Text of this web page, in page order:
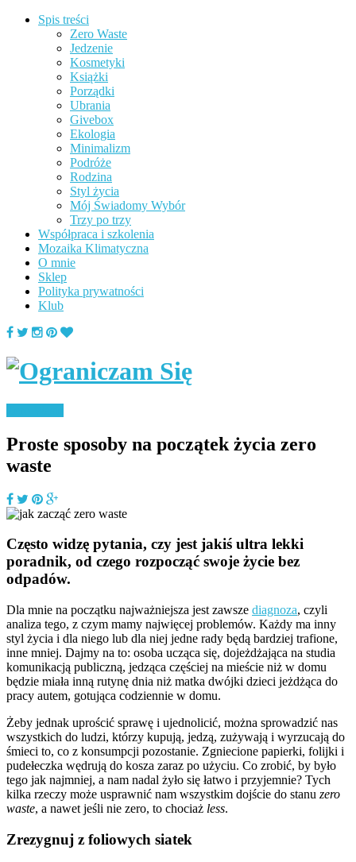
Spis treści
Zero Waste
Jedzenie
Kosmetyki
Książki
Porządki
Ubrania
Givebox
Ekologia
Minimalizm
Podróże
Rodzina
Styl życia
Mój Świadomy Wybór
Trzy po trzy
Współpraca i szkolenia
Mozaika Klimatyczna
O mnie
Sklep
Polityka prywatności
Klub
Proste sposoby na początek życia zero
waste
Często widzę pytania, czy jest jakiś ultra lekki
poradnik, od czego rozpocząć swoje życie bez
odpadów.
Dla mnie na początku najważniejsza jest zawsze diagnoza, czyli
analiza tego, z czym mamy najwięcej problemów. Każdy ma inny
styl życia i dla niego lub dla niej jedne rady będą bardziej trafione,
inne mniej. Dajmy na to: osoba ucząca się, dojeżdżająca na studia
komunikacją publiczną, jedząca częściej na mieście niż w domu
będzie miała inną rutynę dnia niż matka dwójki dzieci jeżdżąca do
pracy autem, gotująca codziennie w domu.
Żeby jednak uprościć sprawę i ujednolicić, można sprowadzić nas
wszystkich do ludzi, którzy kupują, jedzą, zużywają i wyrzucają do
śmieci to, co z konsumpcji pozostanie. Zgniecione papierki, folijki i
pudełeczka wędrują do kosza zaraz po użyciu. Co zrobić, by było
tego jak najmniej, a nam nadal żyło się łatwo i przyjemnie? Tych
kilka rzeczy może usprawnić nam wszystkim dojście do stanu zero
waste, a nawet jeśli nie zero, to chociaż less.
Zrezygnuj z foliowych siatek